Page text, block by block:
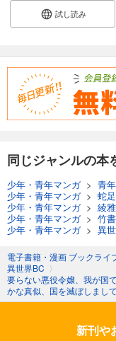
試し読み
同じジャンルの本
少年・青年マンガ> 青
少年・青年マンガ> 蛇
少年・青年マンガ> 綾雅
少年・青年マンガ> 竹
少年・青年マンガ> 異
電子書籍・漫画 ブックライ
異世界BC 〉
要らない悪役令嬢、我が国
かな真似、国を滅ぼしまし
新刊や